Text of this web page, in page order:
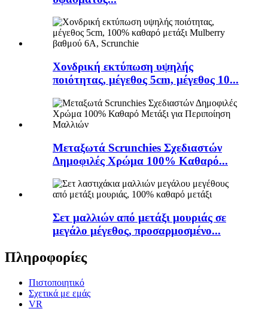
Χονδρική εκτύπωση υψηλής
ποιότητας, μέγεθος 5cm, μέγεθος 10...
Μεταξωτά Scrunchies Σχεδιαστών
Δημοφιλές Χρώμα 100% Καθαρό...
Σετ μαλλιών από μετάξι μουριάς σε
μεγάλο μέγεθος, προσαρμοσμένο...
Πληροφορίες
Πιστοποιητικό
Σχετικά με εμάς
VR